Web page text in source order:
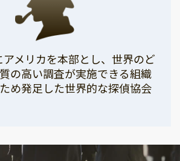
アメリカを本部とし、世界のど
の高い調査が実施できる組織
め発足した世界的な探偵協会